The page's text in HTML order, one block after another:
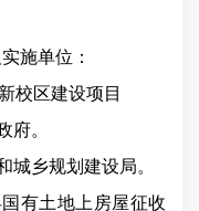
施单位：
校区建设项目
府。
城乡规划建设局。
有土地上房屋征收